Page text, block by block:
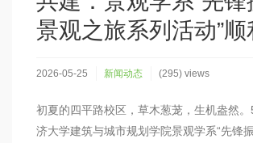
景观之旅系列活动”
2026-05-25 新闻动态 (295) views
初夏的四平路校区，草木葱茏，生机盎然
济大学建筑与城市规划学院景观学系“先锋